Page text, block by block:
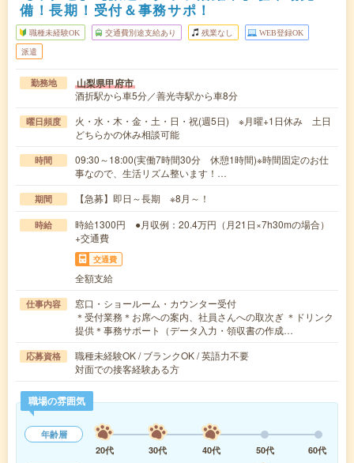
備！長期！受付＆事務サポ！
職種未経験OK 交通費別途支給あり 残業なし WEB登録OK
派遣
勤務地 山梨県甲府市
酒折駅から車5分／善光寺駅から車8分
曜日頻度
火・水・木・金・土・日・祝(週5日) ※月曜+1日休み 土日
どちらかの休み相談可能
時間
09:30～18:00(実働7時間30分 休憩1時間)※時間固定のお仕
事なので、生活リズム整います！…
期間 【急募】即日～長期 ※8月～！
時給
時給1300円 ●月収例：20.4万円（月21日×7h30mの場合）
+交通費
交通費
全額支給
仕事内容
窓口・ショールーム・カウンター受付
＊受付業務＊お席への案内、社員さんへの取次ぎ ＊ドリンク
提供＊事務サポート（データ入力・領収書の作成…
応募資格
職種未経験OK / ブランクOK / 英語力不要
対面での接客経験ある方
職場の雰囲気
年齢層
20代
30代 40代 50代
60代